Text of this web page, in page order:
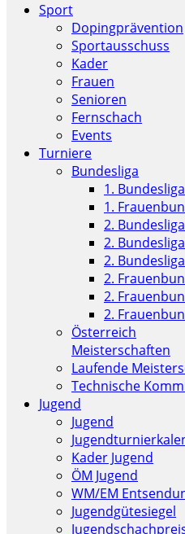
Sport
Dopingprävention
Sportausschuss
Kader
Frauen
Senioren
Fernschach
Events
Turniere
Bundesliga
1. Bundesliga
1.
2.
2.
2.
2.
2.
2.
Österreich
Meisterschaften
Laufende
Technische
Jugend
Jugend
Kader Jugend
ÖM Jugend
WM/EM
Jugendgütesiegel